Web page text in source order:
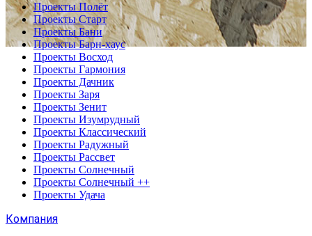
Проекты Полёт
Проекты Старт
Проекты Бани
Проекты Барн-хаус
Проекты Восход
Проекты Гармония
Проекты Дачник
Проекты Заря
Проекты Зенит
Проекты Изумрудный
Проекты Классический
Проекты Радужный
Проекты Рассвет
Проекты Солнечный
Проекты Солнечный ++
Проекты Удача
Компания